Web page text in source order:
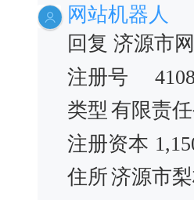
网站机器人
回复 济源市网
注册号
类型 有限责
注册资本
住所济源市